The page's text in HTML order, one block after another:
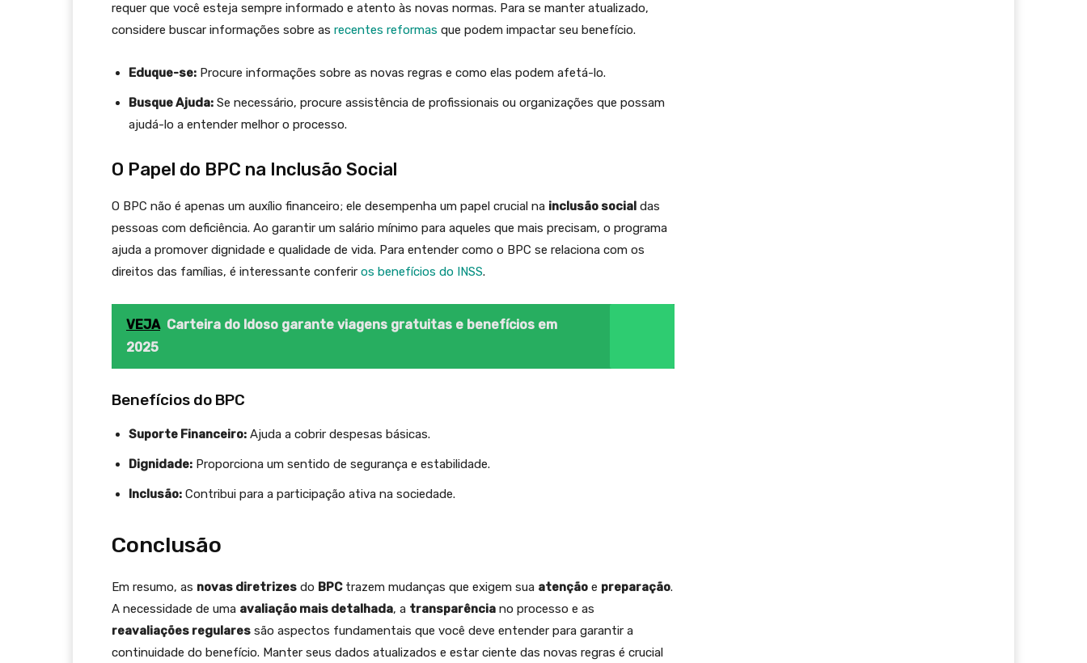
requer que você esteja sempre informado e atento às novas normas. Para se manter atualizado,
considere buscar informações sobre as recentes reformas que podem impactar seu benefício.
Eduque-se: Procure informações sobre as novas regras e como elas podem afetá-lo.
Busque Ajuda: Se necessário, procure assistência de profissionais ou organizações que possam
ajudá-lo a entender melhor o processo.
O Papel do BPC na Inclusão Social
O BPC não é apenas um auxílio financeiro; ele desempenha um papel crucial na inclusão social das
pessoas com deficiência. Ao garantir um salário mínimo para aqueles que mais precisam, o programa
ajuda a promover dignidade e qualidade de vida. Para entender como o BPC se relaciona com os
direitos das famílias, é interessante conferir os benefícios do INSS.
VEJA Carteira do Idoso garante viagens gratuitas e benefícios em
2025
Benefícios do BPC
Suporte Financeiro: Ajuda a cobrir despesas básicas.
Dignidade: Proporciona um sentido de segurança e estabilidade.
Inclusão: Contribui para a participação ativa na sociedade.
Conclusão
Em resumo, as novas diretrizes do BPCtrazem mudanças que exigem sua atenção e preparação.
A necessidade de uma avaliação mais detalhada, a transparência no processo e as
reavaliações regulares são aspectos fundamentais que você deve entender para garantir a
continuidade do benefício. Manter seus dados atualizados e estar ciente das novas regras é crucial